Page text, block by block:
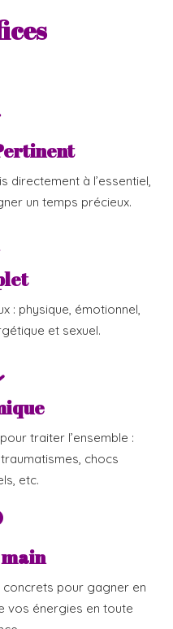
directement à l’essentiel,
un temps précieux.
: physique, émotionnel,
et sexuel.
traiter l’ensemble :
chocs
etc.
main
pour gagner en
vos énergies en toute